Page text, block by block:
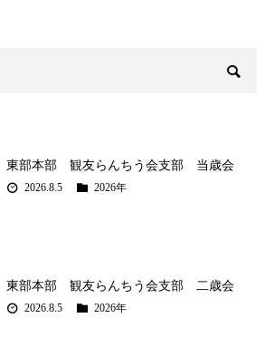
東部本部 観友らんちう会支部 当歳会
2026.8.5 2026年
東部本部 観友らんちう会支部 二歳会
2026.8.5 2026年